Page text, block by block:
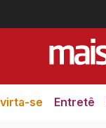
se Entretê